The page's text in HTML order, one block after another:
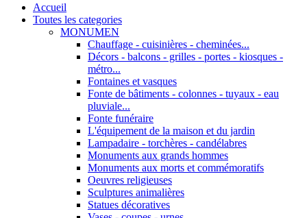
Accueil
Toutes les categories
MONUMEN
Chauffage - cuisinières - cheminées...
Décors - balcons - grilles - portes - kiosques -
métro...
Fontaines et vasques
Fonte de bâtiments - colonnes - tuyaux - eau
pluviale...
Fonte funéraire
L'équipement de la maison et du jardin
Lampadaire - torchères - candélabres
Monuments aux grands hommes
Monuments aux morts et commémoratifs
Oeuvres religieuses
Sculptures animalières
Statues décoratives